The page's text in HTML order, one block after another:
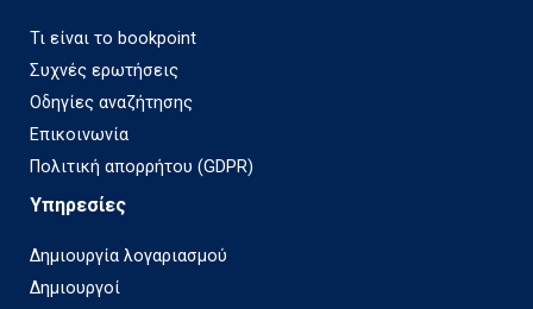
Τι είναι το bookpoint
Συχνές ερωτήσεις
Οδηγίες αναζήτησης
Επικοινωνία
Πολιτική απορρήτου (GDPR)
Υπηρεσίες
Δημιουργία λογαριασμού
Δημιουργοί